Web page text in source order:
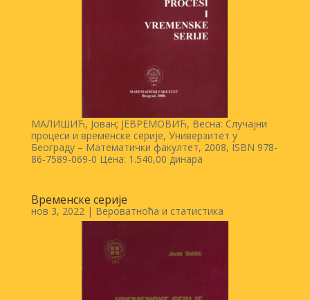
МАЛИШИЋ, Јован; ЈЕВРЕМОВИЋ, Весна: Случајни
процеси и временске серије, Универзитет у
Београду – Математички факултет, 2008, ISBN 978-
86-7589-069-0 Цена: 1.540,00 динара
Временске серије
нов 3, 2022| Вероватноћа и статистика